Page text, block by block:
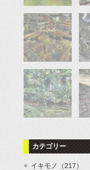
カテゴリー
イキモノ（217）